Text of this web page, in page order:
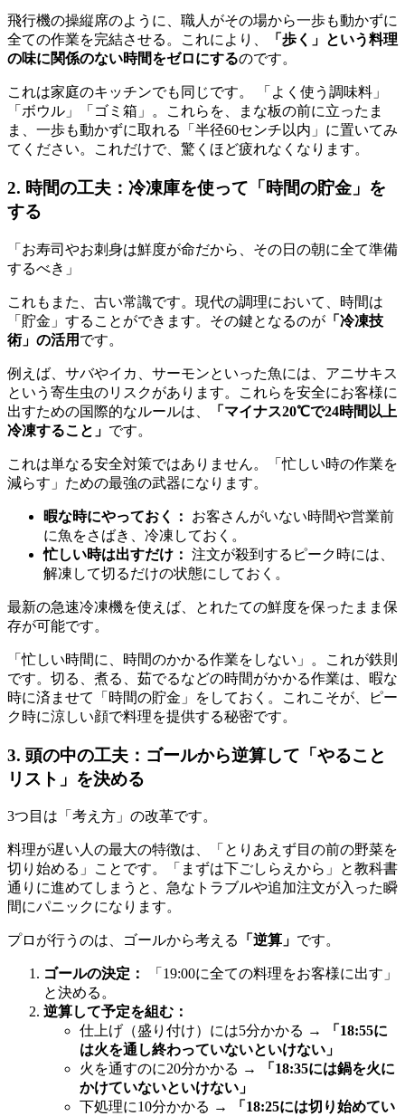
飛行機の操縦席のように、職人がその場から一歩も動かずに
全ての作業を完結させる。これにより、
「歩く」という料理
の味に関係のない時間をゼロにするのです。
これは家庭のキッチンでも同じです。 「よく使う調味料」
「ボウル」「ゴミ箱」。これらを、まな板の前に立ったま
ま、一歩も動かずに取れる「半径60センチ以内」に置いてみ
てください。これだけで、驚くほど疲れなくなります。
2. 時間の工夫：冷凍庫を使って「時間の貯金」を
する
「お寿司やお刺身は鮮度が命だから、その日の朝に全て準備
するべき」
これもまた、古い常識です。現代の調理において、時間は
「貯金」することができます。その鍵となるのが 「冷凍技
術」の活用 です。
例えば、サバやイカ、サーモンといった魚には、アニサキス
という寄生虫のリスクがあります。これらを安全にお客様に
出すための国際的なルールは、
「マイナス20℃で24時間以上
冷凍すること」 です。
これは単なる安全対策ではありません。「忙しい時の作業を
減らす」ための最強の武器になります。
暇な時にやっておく：
お客さんがいない時間や営業前
に魚をさばき、冷凍しておく。
忙しい時は出すだけ： 注文が殺到するピーク時には、
解凍して切るだけの状態にしておく。
最新の急速冷凍機を使えば、とれたての鮮度を保ったまま保
存が可能です。
「忙しい時間に、時間のかかる作業をしない」。これが鉄則
です。切る、煮る、茹でるなどの時間がかかる作業は、暇な
時に済ませて「時間の貯金」をしておく。これこそが、ピー
ク時に涼しい顔で料理を提供する秘密です。
3. 頭の中の工夫：ゴールから逆算して「やること
リスト」を決める
3つ目は「考え方」の改革です。
料理が遅い人の最大の特徴は、「とりあえず目の前の野菜を
切り始める」ことです。「まずは下ごしらえから」と教科書
通りに進めてしまうと、急なトラブルや追加注文が入った瞬
間にパニックになります。
プロが行うのは、ゴールから考える 「逆算」 です。
ゴールの決定：
「19:00に全ての料理をお客様に出す」
と決める。
逆算して予定を組む：
仕上げ（盛り付け）には5分かかる →
「18:55に
は火を通し終わっていないといけない」
火を通すのに20分かかる →
「18:35には鍋を火に
かけていないといけない」
下処理に10分かかる →
「18:25には切り始めてい